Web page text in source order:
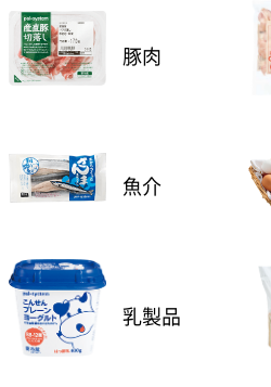
豚肉
魚介
乳製品